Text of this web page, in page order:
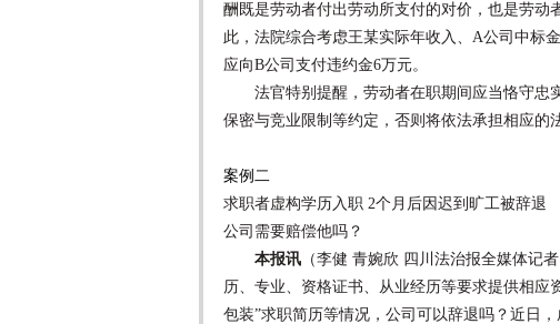
酬既是劳动者付出劳动所支付的对价，也是劳动
此，法院综合考虑王某实际年收入、A公司中标
应向B公司支付违约金6万元。
法官特别提醒，劳动者在职期间应当恪守忠
保密与竞业限制等约定，否则将依法承担相应的
案例二
求职者虚构学历入职 2个月后因迟到旷工被辞退
公司需要赔偿他吗？
本报讯 （李健 青婉欣 四川法治报全媒体记
历、专业、资格证书、从业经历等要求提供相应
包装”求职简历等情况，公司可以辞退吗？近日